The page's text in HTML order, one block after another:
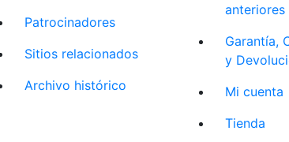
Patrocinadores
Sitios relacionados
Archivo histórico
anteriores
Garantía,
y
Mi cuenta
Tienda